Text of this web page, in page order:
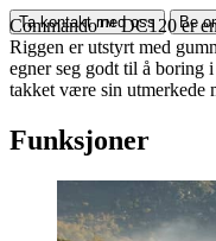
Ta kontakt med oss Be
Commando™ DC120 er
Riggen er utstyrt med
egner seg godt til å boring
takket være sin utmerkede
Funksjoner